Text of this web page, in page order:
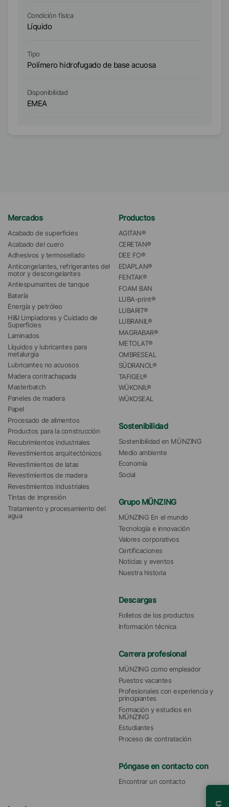
Condición física
Líquido
Tipo
Polímero hidrofugado de base acuosa
Disponibilidad
EMEA
Mercados
Acabado de superficies
Acabado del cuero
Adhesivos y termosellado
Anticongelantes, refrigerantes del
motor y descongelantes
Antiespumantes de tanque
Batería
Energía y petróleo
HI&I Limpiadores y Cuidado de
Superficies
Laminados
Líquidos y lubricantes para
metalurgia
Lubricantes no acuosos
Madera contrachapada
Masterbatch
Paneles de madera
Papel
Procesado de alimentos
Productos para la construcción
Recubrimientos industriales
Revestimientos arquitectónicos
Revestimientos de latas
Revestimientos de madera
Revestimientos industriales
Tintas de impresión
Tratamiento y procesamiento del
agua
Productos
AGITAN®
CERETAN®
DEE FO®
EDAPLAN®
FENTAK®
FOAM BAN
LUBA-print®
LUBARIT®
LUBRANIL®
MAGRABAR®
METOLAT®
OMBRESEAL
SÜDRANOL®
TAFIGEL®
WÜKONIL®
WÜKOSEAL
Sostenibilidad
Sostenibilidad en MÜNZING
Medio ambiente
Economía
Social
Grupo MÜNZING
MÜNZING En el mundo
Tecnología e innovación
Valores corporativos
Certificaciones
Noticias y eventos
Nuestra historia
Descargas
Folletos de los productos
Información técnica
Carrera profesional
MÜNZING como empleador
Puestos vacantes
Profesionales con experiencia y
principiantes
Formación y estudios en
MÜNZING
Estudiantes
Proceso de contratación
Póngase en contacto con
Encontrar un contacto